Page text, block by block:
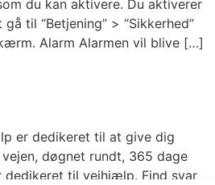
du kan aktivere. Du aktiverer
til “Betjening” > “Sikkerhed”
Alarm Alarmen vil blive […]
er dedikeret til at give dig
døgnet rundt, 365 dage
dedikeret til vejhjælp. Find svar